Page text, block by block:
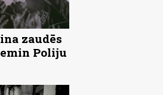
zaudēs
Poliju